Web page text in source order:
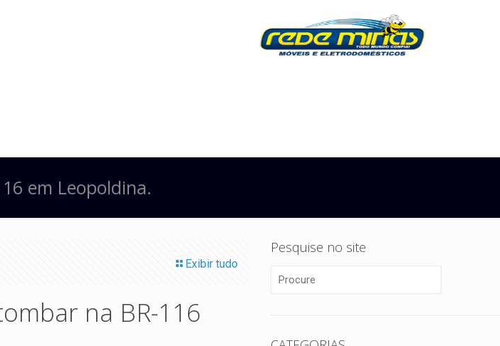
em Leopoldina.
Exibir tudo
na BR-116
Pesquise no site